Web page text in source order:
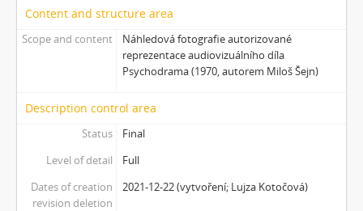
[Subseries] Muránská Zdychava
[Subseries] O velikosti významu
[Subseries] Dead or Alive 2
[Subseries] Hortvs Winariencis Mayrav
[Subseries] Somnia Molitori / Miller’s visions
[Subseries] Na vrcholu / Zebín
[Subseries] Tvář
Content and structure area
Scope and content
Náhledová fotografie autorizované
reprezentace audiovizuálního díla
Psychodrama (1970, autorem Miloš Šejn)
Description control area
Status
Final
Level of detail
Full
Dates of creation
revision deletion
2021-12-22 (vytvoření; Lujza Kotočová)